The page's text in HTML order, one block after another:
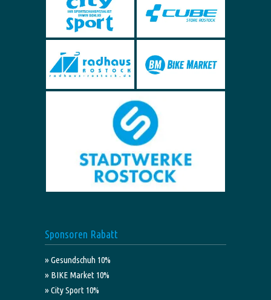
Sponsoren Rabatt
» Gesundschuh 10%
» BIKE Market 10%
» City Sport 10%